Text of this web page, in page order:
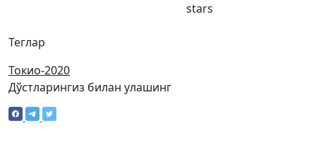
Теглар
Токио-2020
stars
Дўстларингиз билан улашинг